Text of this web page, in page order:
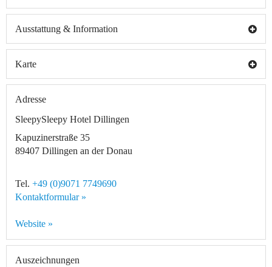
Ausstattung & Information
Karte
Adresse
SleepySleepy Hotel Dillingen
Kapuzinerstraße 35
89407 Dillingen an der Donau
Tel. +49 (0)9071 7749690
Kontaktformular »
Website »
Auszeichnungen